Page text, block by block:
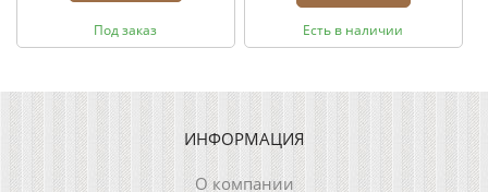
Под заказ Есть в наличии
ИНФОРМАЦИЯ
О компании